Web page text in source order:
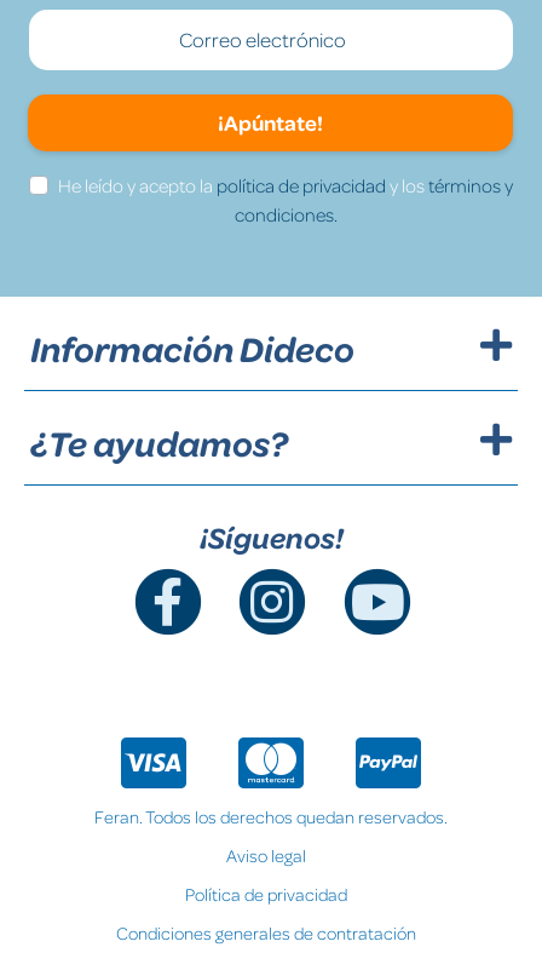
¡Apúntate!
He leído y acepto la política de privacidad y lostérminos y
condiciones.
Información Dideco
¿Te ayudamos?
¡Síguenos!
Feran. Todos los derechos quedan reservados.
Aviso legal
Política de privacidad
Condiciones generales de contratación